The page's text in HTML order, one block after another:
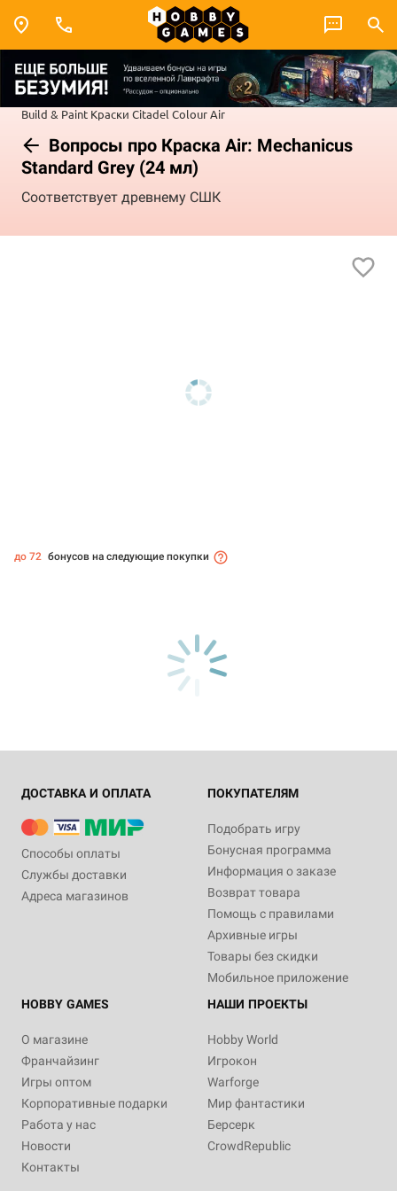
Build & Paint Краски Citadel ColourAir
Вопросы про Краска Air: Mechanicus
Standard Grey (24 мл)
Соответствует древнему СШК
до 72 бонусов на следующие покупки
ДОСТАВКА И ОПЛАТА
Способы оплаты
Службы доставки
Адреса магазинов
ПОКУПАТЕЛЯМ
Подобрать игру
Бонусная программа
Информация о заказе
Возврат товара
Помощь с правилами
Архивные игры
Товары без скидки
Мобильное приложение
HOBBY GAMES
О магазине
Франчайзинг
Игры оптом
Корпоративные подарки
Работа у нас
Новости
Контакты
НАШИ ПРОЕКТЫ
Hobby World
Игрокон
Warforge
Мир фантастики
Берсерк
CrowdRepublic